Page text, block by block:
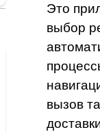
Это
выбор
вызов